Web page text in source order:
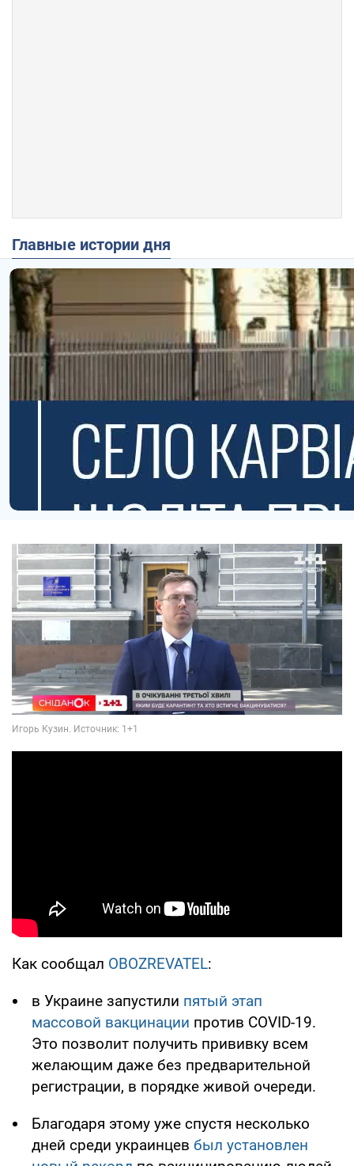
Главные истории дня
Как сообщал OBOZREVATEL:
в Украине запустили пятый этап
массовой вакцинации против COVID-19.
Это позволит получить прививку всем
желающим даже без предварительной
регистрации, в порядке живой очереди.
Благодаря этому уже спустя несколько
дней среди украинцев был установлен